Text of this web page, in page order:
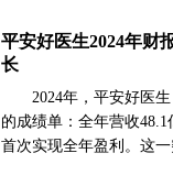
平安好医生2024年财
长
2024年，平安好医
的成绩单：全年营收48.1
首次实现全年盈利。这